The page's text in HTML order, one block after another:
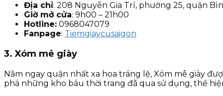
Địa chỉ: 208 Nguyễn Gia Trí, phường 25, quận
Giờ mở cửa: 9h00 – 21h00
Hotline: 0968047079
Fanpage: Tiemgiaycusaigon
3. Xóm mê giày
Nằm ngay quận nhất xa hoa tráng lệ, Xóm mê giày
phá những kho báu thời trang đã qua sử dụng, thể